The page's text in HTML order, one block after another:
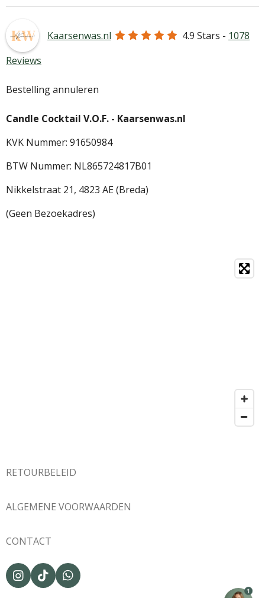
Kaarsenwas.nl 4.9 Stars - 1078
Reviews
Bestelling annuleren
Candle Cocktail V.O.F. - Kaarsenwas.nl
KVK Nummer: 91650984
BTW Nummer: NL865724817B01
Nikkelstraat 21, 4823 AE (Breda)
(Geen Bezoekadres)
RETOURBELEID
ALGEMENE VOORWAARDEN
CONTACT
I
n
T
i
W
h
1